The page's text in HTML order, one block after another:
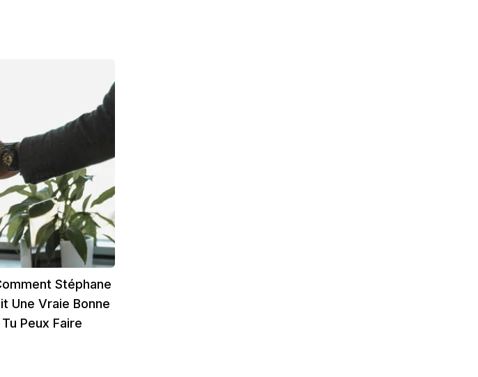
Stéphane
Une Vraie Bonne
Peux Faire